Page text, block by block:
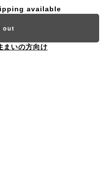
available
out
まいの方向け